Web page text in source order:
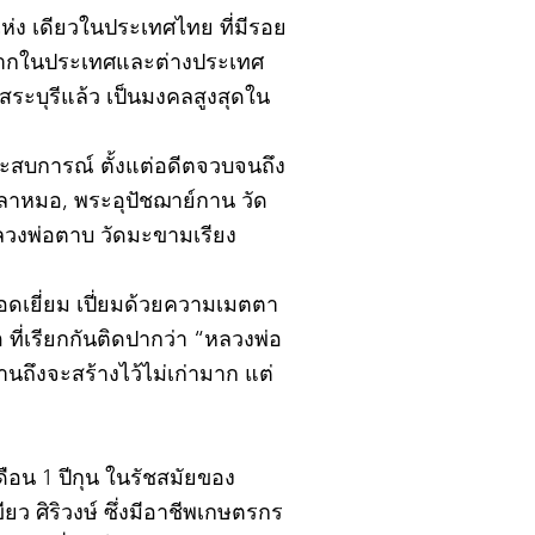
เดียวในประเทศไทย ที่มีรอย
นประเทศและต่างประเทศ
ระบุรีแล้ว เป็นมงคลสูงสุดใน
สบการณ์ ตั้งแต่อดีตจวบจนถึง
าหมอ, พระอุปัชฌาย์กาน วัด
พ่อตาบ วัดมะขามเรียง
เยี่ยม เปี่ยมด้วยความเมตตา
เรียกกันติดปากว่า “หลวงพ่อ
ถึงจะสร้างไว้ไม่เก่ามาก แต่
อน 1 ปีกุน ในรัชสมัยของ
ว ศิริวงษ์ ซึ่งมีอาชีพเกษตรกร